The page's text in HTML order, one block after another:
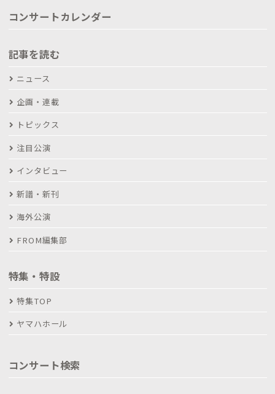
コンサートカレンダー
記事を読む
ニュース
企画・連載
トピックス
注目公演
インタビュー
新譜・新刊
海外公演
FROM編集部
特集・特設
特集TOP
ヤマハホール
コンサート検索